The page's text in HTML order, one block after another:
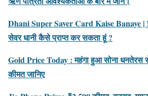
Dhani Super Saver Card Kaise Banaye
सेवर धानी कैसे प्राप्त कर सकता हूं ?
Gold Price Today : महंगा हुआ सोना धनतेरस
कीमत जानिए